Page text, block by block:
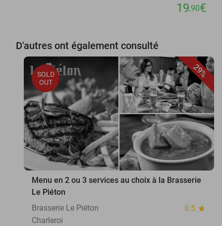
19,90€
D'autres ont également consulté
29%
SOLD
OUT
Menu en 2 ou 3 services au choix à la Brasserie
Le Piéton
Brasserie Le Piéton
8.5 star
Charleroi